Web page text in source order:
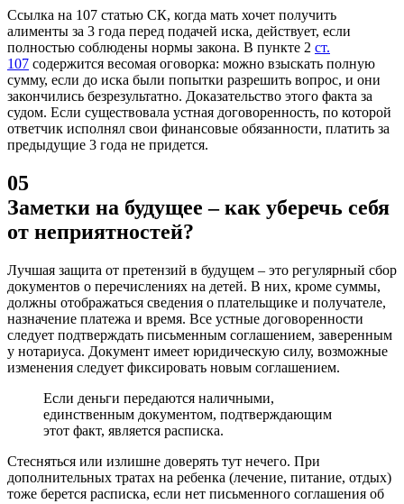
Ссылка на 107 статью СК, когда мать хочет получить
алименты за 3 года перед подачей иска, действует, если
полностью соблюдены нормы закона. В пункте 2 ст.
107 содержится весомая оговорка: можно взыскать полную
сумму, если до иска были попытки разрешить вопрос, и они
закончились безрезультатно. Доказательство этого факта за
судом. Если существовала устная договоренность, по которой
ответчик исполнял свои финансовые обязанности, платить за
предыдущие 3 года не придется.
05
Заметки на будущее – как уберечь себя
от неприятностей?
Лучшая защита от претензий в будущем – это регулярный сбор
документов о перечислениях на детей. В них, кроме суммы,
должны отображаться сведения о плательщике и получателе,
назначение платежа и время. Все устные договоренности
следует подтверждать письменным соглашением, заверенным
у нотариуса. Документ имеет юридическую силу, возможные
изменения следует фиксировать новым соглашением.
Если деньги передаются наличными,
единственным документом, подтверждающим
этот факт, является расписка.
Стесняться или излишне доверять тут нечего. При
дополнительных тратах на ребенка (лечение, питание, отдых)
тоже берется расписка, если нет письменного соглашения об